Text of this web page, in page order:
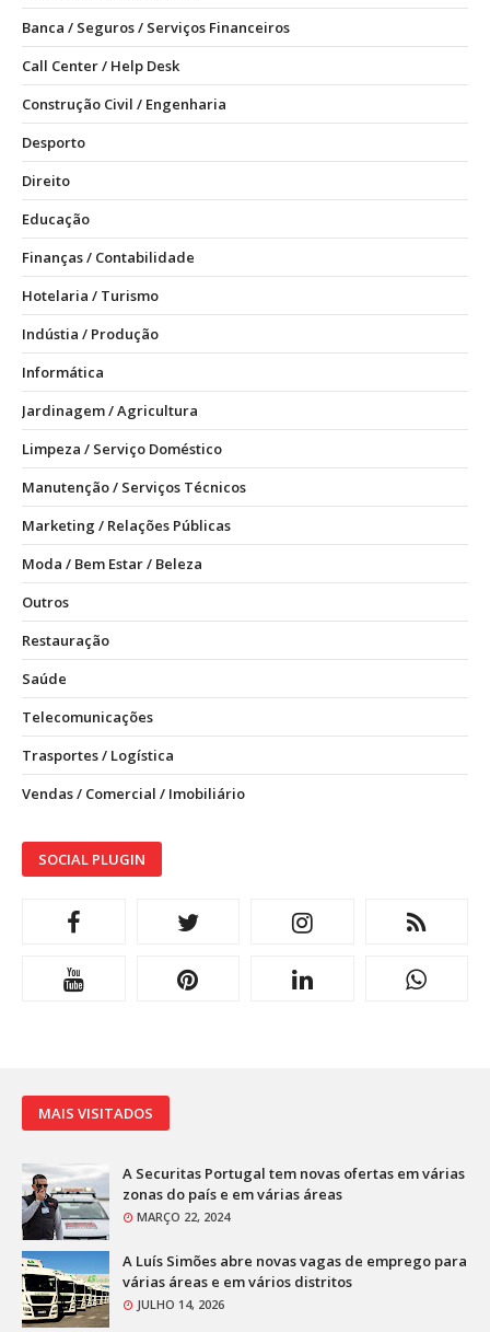
Banca / Seguros / Serviços Financeiros
Call Center / Help Desk
Construção Civil / Engenharia
Desporto
Direito
Educação
Finanças / Contabilidade
Hotelaria / Turismo
Indústia / Produção
Informática
Jardinagem / Agricultura
Limpeza / Serviço Doméstico
Manutenção / Serviços Técnicos
Marketing / Relações Públicas
Moda / Bem Estar / Beleza
Outros
Restauração
Saúde
Telecomunicações
Trasportes / Logística
Vendas / Comercial / Imobiliário
SOCIAL PLUGIN
MAIS VISITADOS
A Securitas Portugal tem novas ofertas em várias
zonas do país e em várias áreas
MARÇO 22, 2024
A Luís Simões abre novas vagas de emprego para
várias áreas e em vários distritos
JULHO 14, 2026